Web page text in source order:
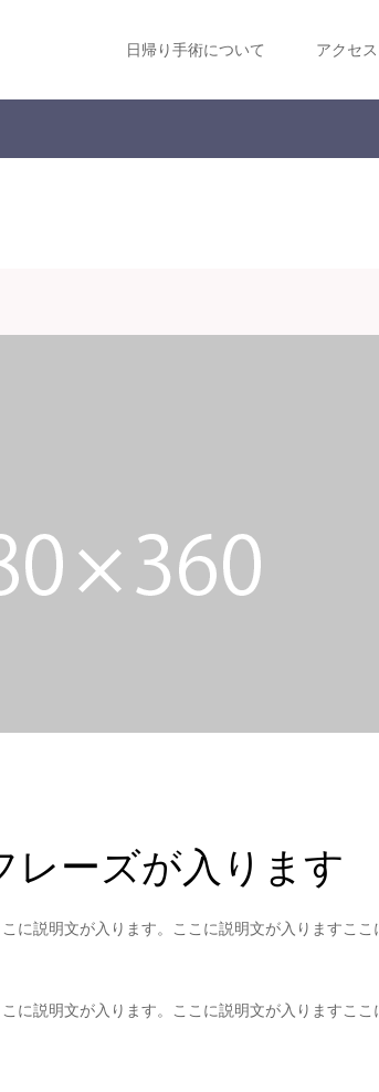
日帰り手術について アクセス
レーズが入ります
に説明文が入ります。ここに説明文が入りますここ
に説明文が入ります。ここに説明文が入りますここ